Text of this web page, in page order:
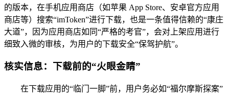
的版本，在手机应用商店（如苹果 App Store、安卓官方应用
商店等）搜索“imToken”进行下载，也是一条值得信赖的“康庄
大道”，因为应用商店如同“严格的考官”，会对上架应用进行
细致入微的审核，为用户的下载安全“保驾护航”。
核实信息：下载前的“火眼金睛”
在下载应用的“临门一脚”前，用户务必如“福尔摩斯探案”